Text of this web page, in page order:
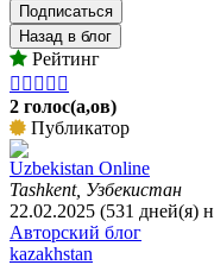
Подписаться
Назад в блог
Рейтинг
    
2 голос(а,ов)
Публикатор
Uzbekistan Online
Tashkent, Узбекистан
22.02.2025 (531 дней(я)
Авторский блог
kazakhstan